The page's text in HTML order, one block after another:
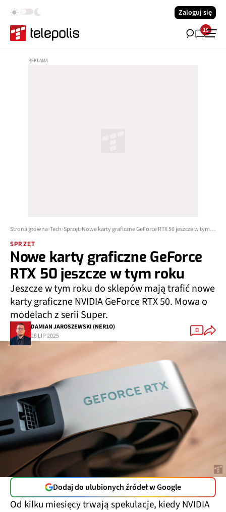
Zaloguj się
19
Strona główna Tech Sprzęt Nowe karty graficzne GeForce RTX 50 jeszcze w tym roku
SPRZĘT
Nowe karty graficzne GeForce
RTX 50 jeszcze w tym roku
Jeszcze w tym roku do sklepów mają trafić nowe
karty graficzne NVIDIA GeForce RTX 50. Mowa o
modelach z serii Super.
DAMIAN JAROSZEWSKI (NER1O)
28 LIP 2025
0
Dodaj do ulubionych źródeł w Google
Od kilku miesięcy trwają spekulacje, kiedy NVIDIA